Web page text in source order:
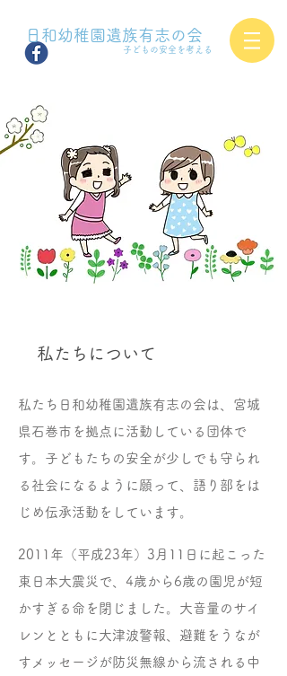
日和幼稚園遺族有志の会
子どもの安全を考える
私たちについて
私たち日和幼稚園遺族有志の会は、宮城
県石巻市を拠点に活動している団体で
す。 子どもたちの安全が少しでも守られ
る社会になるように願って、語り部をは
じめ伝承活動をしています。
2011年（平成23年）3月11日に起こった
東日本大震災で、4歳から6歳の園児が短
かすぎる命を閉じました。大音量のサイ
レンとともに大津波警報、避難をうなが
すメッセージが防災無線から流される中